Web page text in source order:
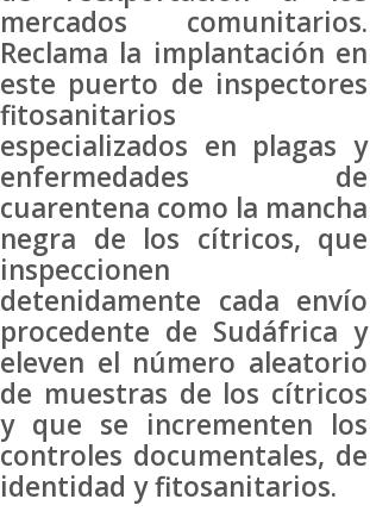
mercados comunitarios.
Reclama la implantación en
este puerto de inspectores
fitosanitarios
especializados en plagas y
enfermedades de
cuarentena como la mancha
negra de los cítricos, que
inspeccionen
detenidamente cada envío
procedente de Sudáfrica y
eleven el número aleatorio
de muestras de los cítricos
y que se incrementen los
controles documentales, de
identidad y fitosanitarios.